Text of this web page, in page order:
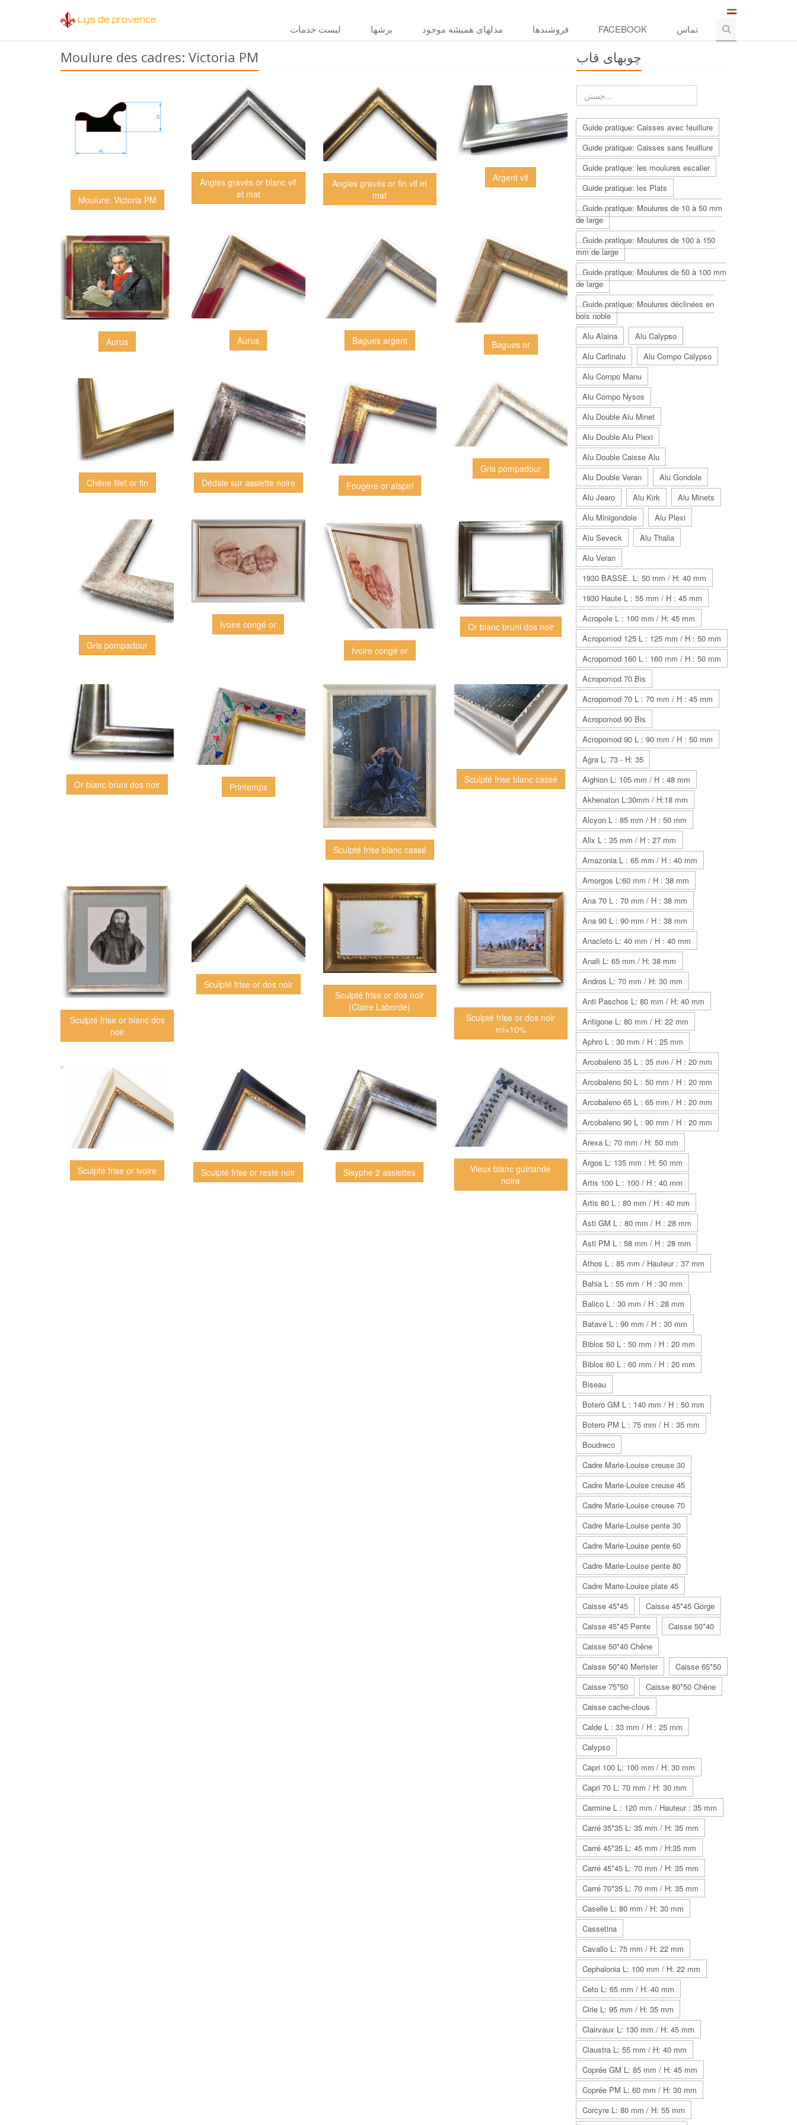
Lys de provence
ليست خدمات برشها مدلهاى هميشه موجود فروشندها FACEBOOK تماس
Moulure des cadres: Victoria PM
Moulure: Victoria PM
Angles gravés or blanc vif
et mat
Angles gravés or fin vif et
mat
Argent vif
Aurus Aurus Bagues argent Bagues or
Chêne filet or fin Dédale sur assiette noire Fougère or aïspiri
Gris pompadour
Gris pompadour
Ivoire congé or
Ivoire congé or
Or blanc bruni dos noir
Or blanc bruni dos noir Printemps
Sculpté frise blanc cassé
Sculpté frise blanc cassé
Sculpté frise or blanc dos
noir
Sculpté frise or dos noir
Sculpté frise or dos noir
(Claire Laborde)
Sculpté frise or dos noir
ml+10%
Sculpté frise or ivoire Sculpté frise or reste noir Sisyphe 2 assiettes
Vieux blanc guirlande
noire
چوبهاى قاب
Guide pratique: Caisses avec feuillure
Guide pratique: Caisses sans feuillure
Guide pratique: les moulures escalier
Guide pratique: les Plats
Guide pratique: Moulures de 10 à 50 mm
de large
Guide pratique: Moulures de 100 à 150
mm de large
Guide pratique: Moulures de 50 à 100 mm
de large
Guide pratique: Moulures déclinées en
bois noble
Alu Alaina
Alu Calypso
Alu Carlinalu
Alu Compo Calypso
Alu Compo Manu
Alu Compo Nysos
Alu Double Alu Minet
Alu Double Alu Plexi
Alu Double Caisse Alu
Alu Double Veran
Alu Gondole
Alu Jearo
Alu Kirk
Alu Minets
Alu Minigondole
Alu Plexi
Alu Seveck
Alu Thalia
Alu Veran
1930 BASSE. L: 50 mm / H: 40 mm
1930 Haute L : 55 mm / H : 45 mm
Acropole L : 100 mm / H: 45 mm
Acropomod 125 L : 125 mm / H : 50 mm
Acropomod 160 L : 160 mm / H : 50 mm
Acropomod 70 Bis
Acropomod 70 L : 70 mm / H : 45 mm
Acropomod 90 Bis
Acropomod 90 L : 90 mm / H : 50 mm
Agra L: 73 - H: 35
Aighion L: 105 mm / H : 48 mm
Akhenaton L:30mm / H:18 mm
Alcyon L : 85 mm / H : 50 mm
Alix L : 35 mm / H : 27 mm
Amazonia L : 65 mm / H : 40 mm
Amorgos L:60 mm / H : 38 mm
Ana 70 L : 70 mm / H : 38 mm
Ana 90 L : 90 mm / H : 38 mm
Anacleto L: 40 mm / H : 40 mm
Anafi L: 65 mm / H: 38 mm
Andros L: 70 mm / H: 30 mm
Anti Paschos L: 80 mm / H: 40 mm
Antigone L: 80 mm / H: 22 mm
Aphro L : 30 mm / H : 25 mm
Arcobaleno 35 L : 35 mm / H : 20 mm
Arcobaleno 50 L : 50 mm / H : 20 mm
Arcobaleno 65 L : 65 mm / H : 20 mm
Arcobaleno 90 L : 90 mm / H : 20 mm
Arexa L: 70 mm / H: 50 mm
Argos L: 135 mm : H: 50 mm
Artis 100 L : 100 / H : 40 mm
Artis 80 L : 80 mm / H : 40 mm
Asti GM L : 80 mm / H : 28 mm
Asti PM L : 58 mm / H : 28 mm
Athos L : 85 mm / Hauteur : 37 mm
Bahia L : 55 mm / H : 30 mm
Balico L : 30 mm / H : 28 mm
Batave L : 90 mm / H : 30 mm
Biblos 50 L : 50 mm / H : 20 mm
Biblos 60 L : 60 mm / H : 20 mm
Biseau
Botero GM L : 140 mm / H : 50 mm
Botero PM L : 75 mm / H : 35 mm
Boudreco
Cadre Marie-Louise creuse 30
Cadre Marie-Louise creuse 45
Cadre Marie-Louise creuse 70
Cadre Marie-Louise pente 30
Cadre Marie-Louise pente 60
Cadre Marie-Louise pente 80
Cadre Marie-Louise plate 45
Caisse 45*45
Caisse 45*45 Gorge
Caisse 45*45 Pente
Caisse 50*40
Caisse 50*40 Chêne
Caisse 50*40 Merisier
Caisse 65*50
Caisse 75*50
Caisse 80*50 Chêne
Caisse cache-clous
Calde L : 33 mm / H : 25 mm
Calypso
Capri 100 L: 100 mm / H: 30 mm
Capri 70 L: 70 mm / H: 30 mm
Carmine L : 120 mm / Hauteur : 35 mm
Carré 35*35 L: 35 mm / H: 35 mm
Carré 45*35 L: 45 mm / H:35 mm
Carré 45*45 L: 70 mm / H: 35 mm
Carré 70*35 L: 70 mm / H: 35 mm
Caselle L: 80 mm / H: 30 mm
Cassetina
Cavallo L: 75 mm / H: 22 mm
Cephalonia L: 100 mm / H: 22 mm
Ceto L: 65 mm / H: 40 mm
Cirie L: 95 mm / H: 35 mm
Clairvaux L: 130 mm / H: 45 mm
Claustra L: 55 mm / H: 40 mm
Coprée GM L: 85 mm / H: 45 mm
Coprée PM L: 60 mm / H: 30 mm
Corcyre L: 80 mm / H: 55 mm